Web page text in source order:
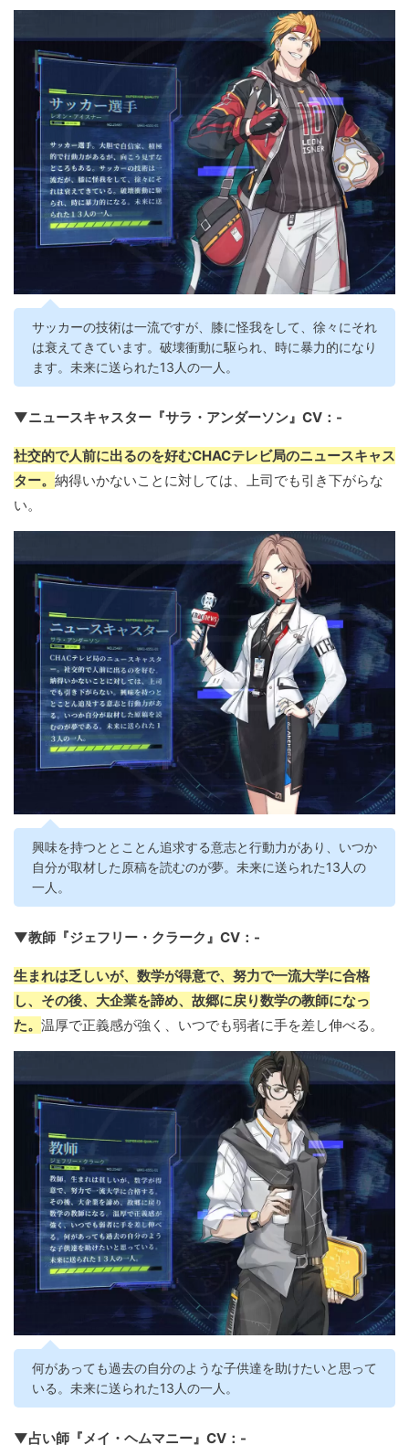
サッカーの技術は一流ですが、膝に怪我をして、徐々にそれ
は衰えてきています。破壊衝動に駆られ、時に暴力的になり
ます。未来に送られた13人の一人。
▼ニュースキャスター『サラ・アンダーソン』CV：-
社交的で人前に出るのを好むCHACテレビ局のニュースキャス
ター。 納得いかないことに対しては、上司でも引き下がらな
い。
興味を持つととことん追求する意志と行動力があり、いつか
自分が取材した原稿を読むのが夢。未来に送られた13人の
一人。
▼教師『ジェフリー・クラーク』CV：-
生まれは乏しいが、数学が得意で、努力で一流大学に合格
し、その後、大企業を諦め、故郷に戻り数学の教師になっ
た。 温厚で正義感が強く、いつでも弱者に手を差し伸べる。
何があっても過去の自分のような子供達を助けたいと思って
いる。未来に送られた13人の一人。
▼占い師『メイ・ヘムマニー』CV：-